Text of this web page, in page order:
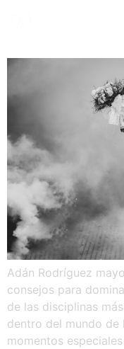
Adán Rodríguez
consejos para
de las disciplinas
dentro del mundo
momentos